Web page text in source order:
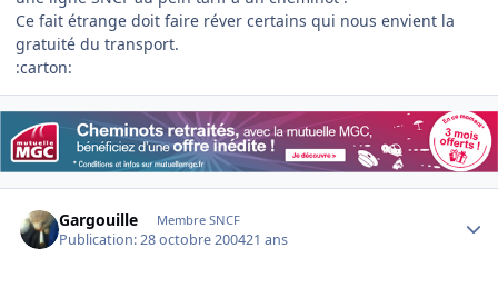
Ce fait étrange doit faire réver certains qui nous envient la
gratuité du transport.
:carton:
Gargouille Membre SNCF
Publication:28 octobre 200421 ans